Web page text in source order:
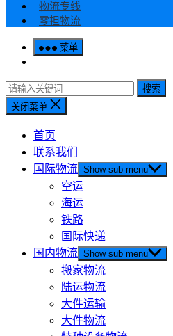
物流专线
零担物流
菜单
搜索
关闭菜单
首页
联系我们
国际物流 Show sub menu
空运
海运
铁路
国际快递
国内物流 Show sub menu
搬家物流
陆运物流
大件运输
大件物流